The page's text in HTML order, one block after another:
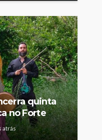
quinta
no Forte
atrás